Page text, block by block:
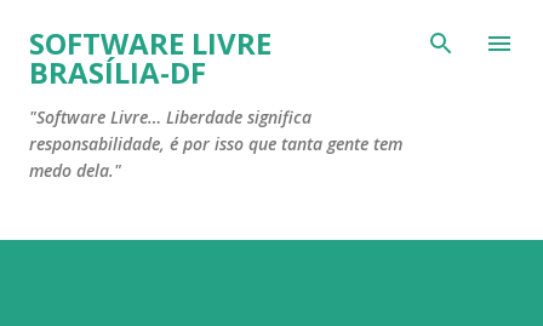
Pular para o conteúdo principal
SOFTWARE LIVRE
BRASÍLIA-DF
"Software Livre… Liberdade significa
responsabilidade, é por isso que tanta gente tem
medo dela."